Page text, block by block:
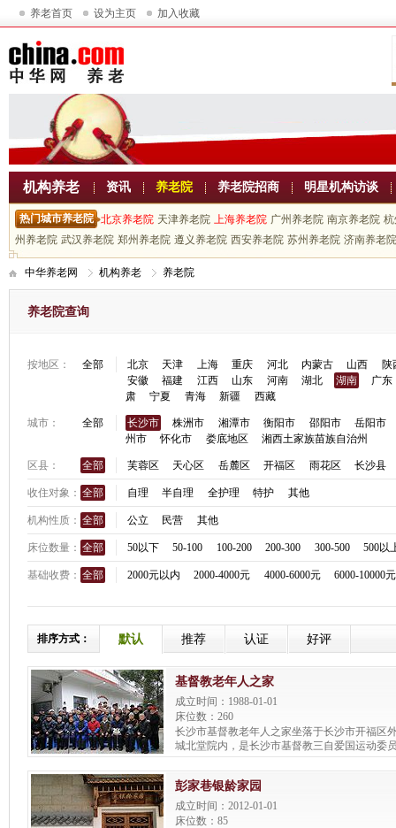
养老首页 设为主页 加入收藏
机构养老 资讯 养老院 养老院招商 明星机构访谈
热门城市养老院 北京养老院 天津养老院 上海养老院 广州养老院 南京养老院
州养老院 武汉养老院 郑州养老院 遵义养老院 西安养老院 苏州养老院 济南养老院
中华养老网 机构养老 养老院
养老院查询
按地区： 全部 北京 天津 上海 重庆 河北 内蒙古 山西
陕
安徽
福建 江西 山东 河南 湖北 湖南
广东
肃
宁夏 青海 新疆 西藏
城市： 全部 长沙市 株洲市 湘潭市 衡阳市 邵阳市
岳阳市
州市
怀化市 娄底地区 湘西土家族苗族自治州
区县： 全部 芙蓉区 天心区 岳麓区 开福区 雨花区 长沙县
收住对象： 全部 自理 半自理 全护理 特护 其他
机构性质： 全部 公立 民营 其他
床位数量： 全部 50以下 50-100 100-200 200-300 300-500 500以
基础收费： 全部 2000元以内 2000-4000元 4000-6000元 6000-10000元
排序方式： 默认 推荐 认证 好评
基督教老年人之家
成立时间：1988-01-01
床位数：260
长沙市基督教老年人之家坐落于长沙市开福区
城北堂院内，是长沙市基督教三自爱国运动委
协会(市两会)自筹资金于1988年元月创办的非
事业。
彭家巷银龄家园
成立时间：2012-01-01
床位数：85